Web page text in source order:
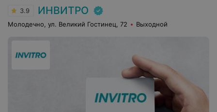
3.9 ИНВИТРО
Молодечно, ул. Великий Гостинец, 72 Выходной